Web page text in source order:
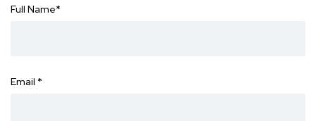
Full Name*
Email *